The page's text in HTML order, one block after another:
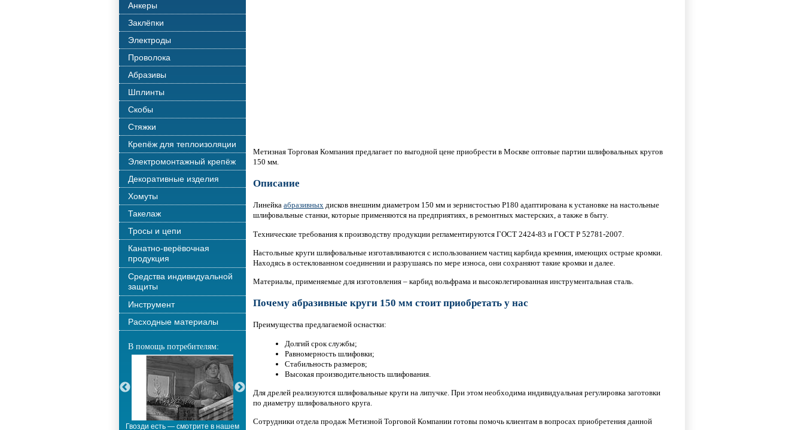
Анкеры
Заклёпки
Электроды
Проволока
Абразивы
Шплинты
Скобы
Стяжки
Крепёж для теплоизоляции
Электромонтажный крепёж
Декоративные изделия
Хомуты
Такелаж
Тросы и цепи
Канатно-верёвочная
продукция
Средства индивидуальной
защиты
Инструмент
Расходные материалы
В помощь потребителям:
Гвозди есть — смотрите в нашем
Металлополимерные тросы
Испытательная лаборатория
Мелкая фасовка и торговое
Шурупы универсальные и
Метизная Торговая Компания предлагает по выгодной цене приобрести в Москве оптовые партии шлифовальных кругов
150 мм.
Описание
Линейка абразивных дисков внешним диаметром 150 мм и зернистостью Р180 адаптирована к установке на настольные
шлифовальные станки, которые применяются на предприятиях, в ремонтных мастерских, а также в быту.
Технические требования к производству продукции регламентируются ГОСТ 2424-83 и ГОСТ Р 52781-2007.
Настольные круги шлифовальные изготавливаются с использованием частиц карбида кремния, имеющих острые кромки.
Находясь в остеклованном соединении и разрушаясь по мере износа, они сохраняют такие кромки и далее.
Материалы, применяемые для изготовления – карбид вольфрама и высоколегированная инструментальная сталь.
Почему абразивные круги 150 мм стоит приобретать у нас
Преимущества предлагаемой оснастки:
Долгий срок службы;
Равномерность шлифовки;
Стабильность размеров;
Высокая производительность шлифования.
Для дрелей реализуются шлифовальные круги на липучке. При этом необходима индивидуальная регулировка заготовки
по диаметру шлифовального круга.
Сотрудники отдела продаж Метизной Торговой Компании готовы помочь клиентам в вопросах приобретения данной